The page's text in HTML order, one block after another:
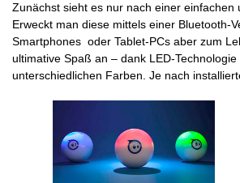
Zunächst sieht es nur nach einer einfachen
Erweckt man diese mittels einer Bluetooth-
Smartphones oder Tablet-PCs aber zum
ultimative Spaß an – dank LED-Technologie
unterschiedlichen Farben. Je nach